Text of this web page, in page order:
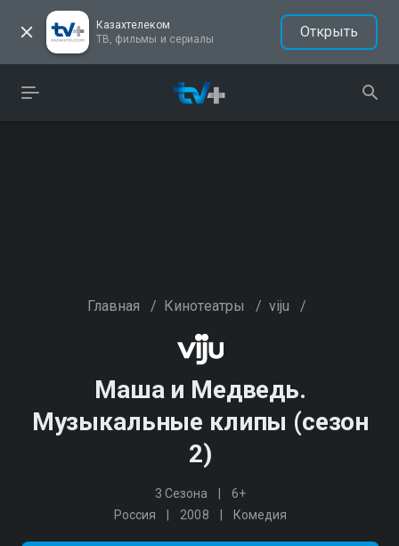
Казахтелеком
ТВ, фильмы и сериалы
Открыть
Главная / Кинотеатры / viju /
Маша и Медведь.
Музыкальные клипы (сезон
2)
3 Сезона
6+
Россия
2008 Комедия